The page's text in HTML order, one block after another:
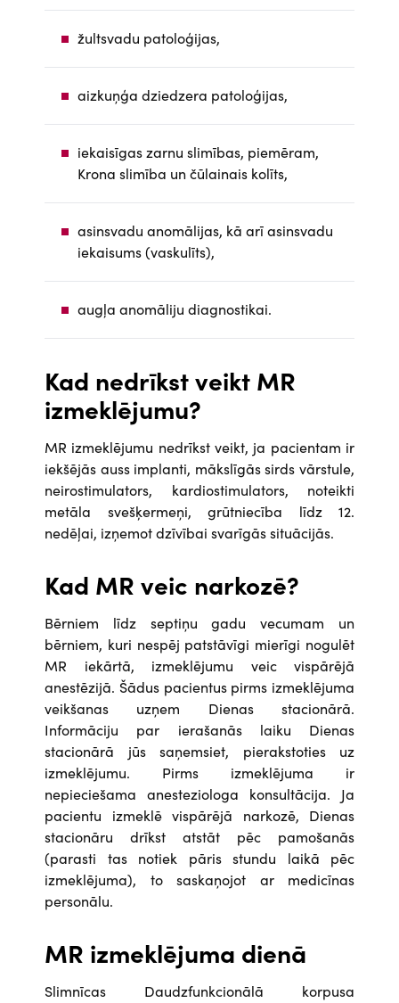
žultsvadu patoloģijas,
aizkuņģa dziedzera patoloģijas,
iekaisīgas zarnu slimības, piemēram,
Krona slimība un čūlainais kolīts,
asinsvadu anomālijas, kā arī asinsvadu
iekaisums (vaskulīts),
augļa anomāliju diagnostikai.
Kad nedrīkst veikt MR
izmeklējumu?
MR izmeklējumu nedrīkst veikt, ja pacientam ir
iekšējās auss implanti, mākslīgās sirds vārstule,
neirostimulators, kardiostimulators, noteikti
metāla svešķermeņi, grūtniecība līdz 12.
nedēļai, izņemot dzīvībai svarīgās situācijās.
Kad MR veic narkozē?
Bērniem līdz septiņu gadu vecumam un
bērniem, kuri nespēj patstāvīgi mierīgi nogulēt
MR iekārtā, izmeklējumu veic vispārējā
anestēzijā. Šādus pacientus pirms izmeklējuma
veikšanas uzņem Dienas stacionārā.
Informāciju par ierašanās laiku Dienas
stacionārā jūs saņemsiet, pierakstoties uz
izmeklējumu. Pirms izmeklējuma ir
nepieciešama anesteziologa konsultācija. Ja
pacientu izmeklē vispārējā narkozē, Dienas
stacionāru drīkst atstāt pēc pamošanās
(parasti tas notiek pāris stundu laikā pēc
izmeklējuma), to saskaņojot ar medicīnas
personālu.
MR izmeklējuma dienā
Slimnīcas Daudzfunkcionālā korpusa